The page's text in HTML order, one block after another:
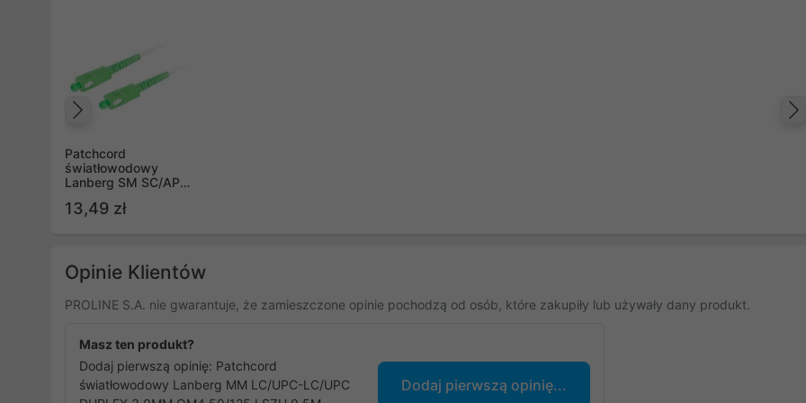
Patchcord
światłowodowy
Lanberg SM SC/APC-
3.0MM LSZH
13,49 zł
Opinie Klientów
PROLINE S.A. nie gwarantuje, że zamieszczone opinie pochodzą od osób, które zakupiły lub używały dany produkt.
Masz ten produkt?
Dodaj pierwszą opinię: Patchcord
światłowodowy Lanberg MM LC/UPC-LC/UPC
Dodaj pierwszą opinię...